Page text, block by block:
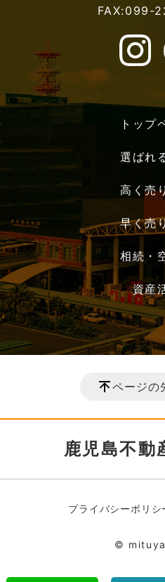
FAX:099-
トップ
選ばれ
高く売
早く売
相続・
資産
ページの
鹿児島不動
プライバシーポリシ
©